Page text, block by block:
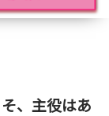
、主役はあ